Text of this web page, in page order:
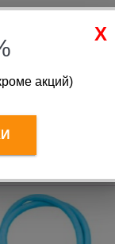
d100 см (Акция)
цена: 790
акций)